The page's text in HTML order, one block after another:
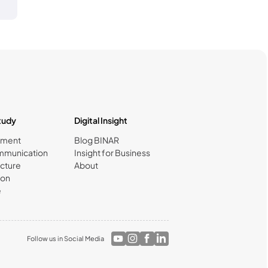
Digital Insight
Blog BINAR
Insight for Business
About
Follow us in Social Media